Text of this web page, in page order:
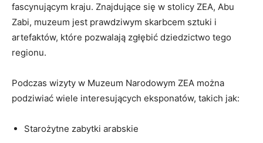
fascynującym kraju. Znajdujące⁤ się w stolicy ZEA, Abu
Zabi, muzeum jest ​prawdziwym skarbcem sztuki i ​
artefaktów,⁣ które pozwalają zgłębić dziedzictwo tego
regionu.‌
Podczas wizyty w ​Muzeum⁣ Narodowym ZEA można
podziwiać wiele​ interesujących eksponatów, takich jak:
Starożytne zabytki arabskie